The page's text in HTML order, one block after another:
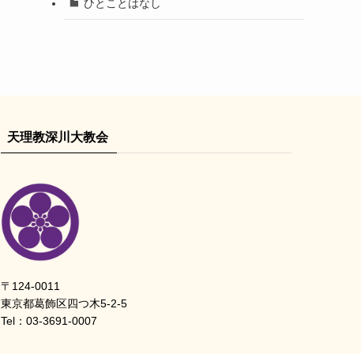
ひとことはなし
天理教深川大教会
〒124-0011
東京都葛飾区四つ木5-2-5
Tel： 03-3691-0007